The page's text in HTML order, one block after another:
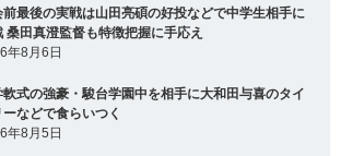
前最後の実戦は山田亮碩の好投などで中学生相手に
桑田真澄監督も特徴把握に手応え
年8月6日
軟式の強豪・駿台学園中を相手に大和田与喜のタイ
ーなどで食らいつく
年8月5日